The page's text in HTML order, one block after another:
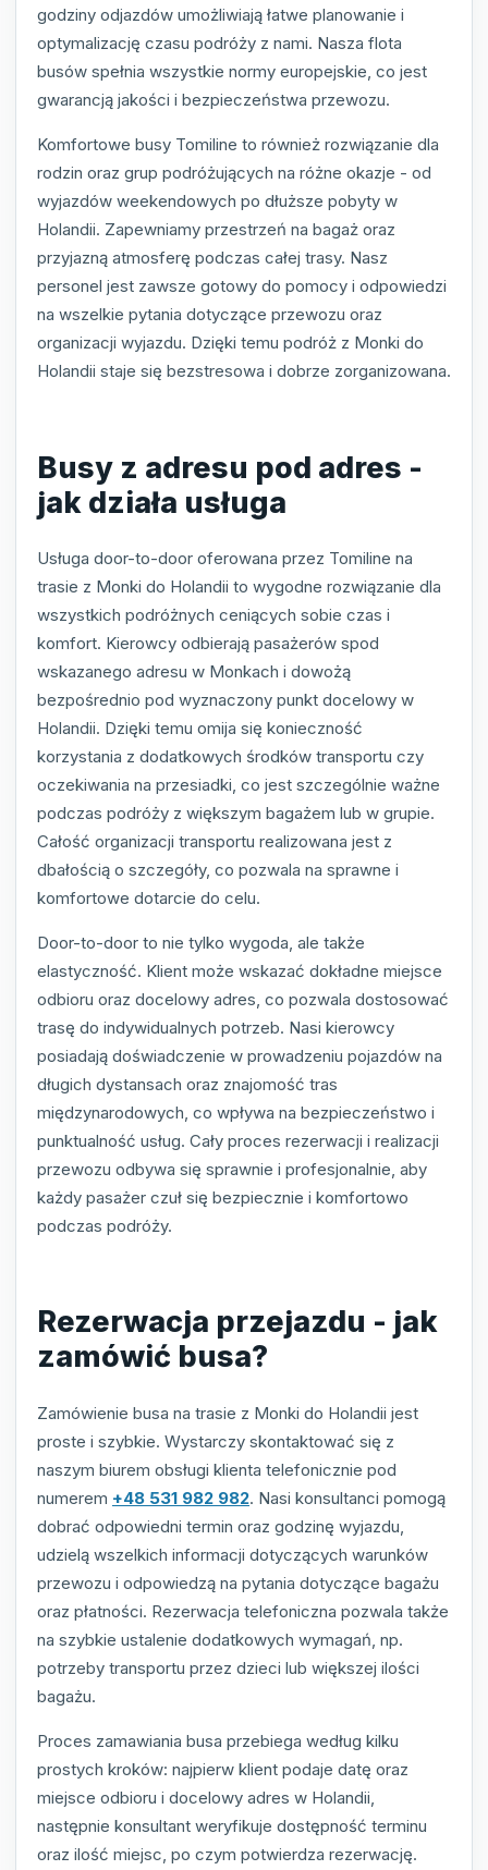
godziny odjazdów umożliwiają łatwe planowanie i
optymalizację czasu podróży z nami. Nasza flota
busów spełnia wszystkie normy europejskie, co jest
gwarancją jakości i bezpieczeństwa przewozu.
Komfortowe busy Tomiline to również rozwiązanie dla
rodzin oraz grup podróżujących na różne okazje - od
wyjazdów weekendowych po dłuższe pobyty w
Holandii. Zapewniamy przestrzeń na bagaż oraz
przyjazną atmosferę podczas całej trasy. Nasz
personel jest zawsze gotowy do pomocy i odpowiedzi
na wszelkie pytania dotyczące przewozu oraz
organizacji wyjazdu. Dzięki temu podróż z Monki do
Holandii staje się bezstresowa i dobrze zorganizowana.
Busy z adresu pod adres -
jak działa usługa
Usługa door-to-door oferowana przez Tomiline na
trasie z Monki do Holandii to wygodne rozwiązanie dla
wszystkich podróżnych ceniących sobie czas i
komfort. Kierowcy odbierają pasażerów spod
wskazanego adresu w Monkach i dowożą
bezpośrednio pod wyznaczony punkt docelowy w
Holandii. Dzięki temu omija się konieczność
korzystania z dodatkowych środków transportu czy
oczekiwania na przesiadki, co jest szczególnie ważne
podczas podróży z większym bagażem lub w grupie.
Całość organizacji transportu realizowana jest z
dbałością o szczegóły, co pozwala na sprawne i
komfortowe dotarcie do celu.
Door-to-door to nie tylko wygoda, ale także
elastyczność. Klient może wskazać dokładne miejsce
odbioru oraz docelowy adres, co pozwala dostosować
trasę do indywidualnych potrzeb. Nasi kierowcy
posiadają doświadczenie w prowadzeniu pojazdów na
długich dystansach oraz znajomość tras
międzynarodowych, co wpływa na bezpieczeństwo i
punktualność usług. Cały proces rezerwacji i realizacji
przewozu odbywa się sprawnie i profesjonalnie, aby
każdy pasażer czuł się bezpiecznie i komfortowo
podczas podróży.
Rezerwacja przejazdu - jak
zamówić busa?
Zamówienie busa na trasie z Monki do Holandii jest
proste i szybkie. Wystarczy skontaktować się z
naszym biurem obsługi klienta telefonicznie pod
numerem +48 531 982 982. Nasi konsultanci pomogą
dobrać odpowiedni termin oraz godzinę wyjazdu,
udzielą wszelkich informacji dotyczących warunków
przewozu i odpowiedzą na pytania dotyczące bagażu
oraz płatności. Rezerwacja telefoniczna pozwala także
na szybkie ustalenie dodatkowych wymagań, np.
potrzeby transportu przez dzieci lub większej ilości
bagażu.
Proces zamawiania busa przebiega według kilku
prostych kroków: najpierw klient podaje datę oraz
miejsce odbioru i docelowy adres w Holandii,
następnie konsultant weryfikuje dostępność terminu
oraz ilość miejsc, po czym potwierdza rezerwację.